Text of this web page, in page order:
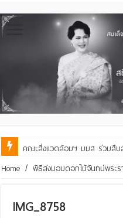
คณะสิ่งแวดล้อมฯ มมส ร่วมสืบ
Home / พิธีส่งมอบดอกไม้จันทน์พระ
IMG_8758